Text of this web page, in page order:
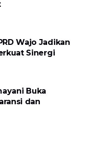
Wajo Jadikan
Sinergi
Buka
dan